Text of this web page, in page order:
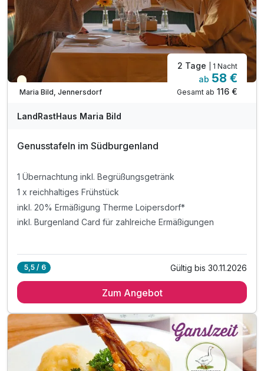
Ausstattung
Zusatznächte
Ausstattung
Zusatznächte
Für 3 Tage p.P. ab 175,00 €
Teilweise ausgelastet
Maria Bild, Jennersdorf
2 Tage | 1 Nacht
ab 58 €
Gesamt ab 116 €
LandRastHaus Maria Bild
Genusstafeln im Südburgenland
1 Übernachtung inkl. Begrüßungsgetränk
1 x reichhaltiges Frühstück
inkl. 20% Ermäßigung Therme Loipersdorf*
inkl. Burgenland Card für zahlreiche Ermäßigungen
5,5 / 6 Gültig bis 30.11.2026
Zum Angebot